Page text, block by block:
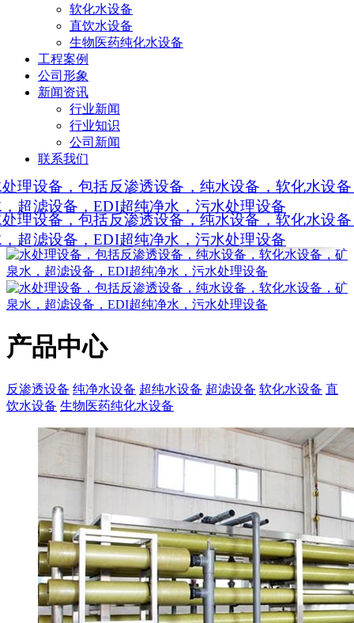
软化水设备
直饮水设备
生物医药纯化水设备
工程案例
公司形象
新闻资讯
行业新闻
行业知识
公司新闻
联系我们
产品中心
反渗透设备 纯净水设备 超纯水设备 超滤设备 软化水设备 直
饮水设备 生物医药纯化水设备